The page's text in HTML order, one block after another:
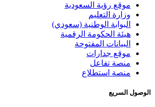
موقع رؤية السعودية
وزارة التعليم
البوابة الوطنية (سعودي)
هيئة الحكومة الرقمية
البيانات المفتوحة
موقع جدارات
منصة تفاعل
منصة استطلاع
الوصول السريع